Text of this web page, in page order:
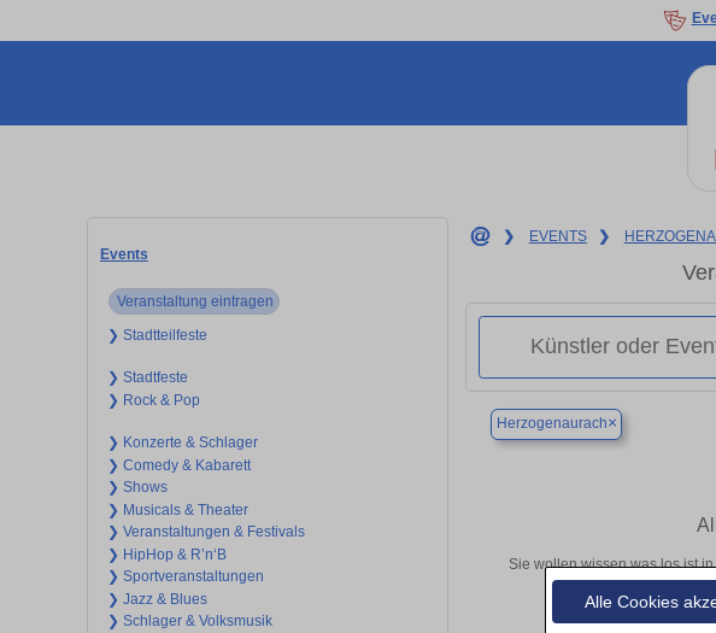
Alle Cookies
Events
Veranstaltung eintragen
❯ Stadtteilfeste
❯ Stadtfeste
❯ Rock & Pop
❯ Konzerte & Schlager
❯ Comedy & Kabarett
❯ Shows
❯ Musicals & Theater
❯ Veranstaltungen & Festivals
❯ HipHop & R’n‘B
❯ Sportveranstaltungen
❯ Jazz & Blues
❯ Schlager & Volksmusik
❯ EVENTS ❯
Herzogenaurach×
Sie wollen wissen was los ist